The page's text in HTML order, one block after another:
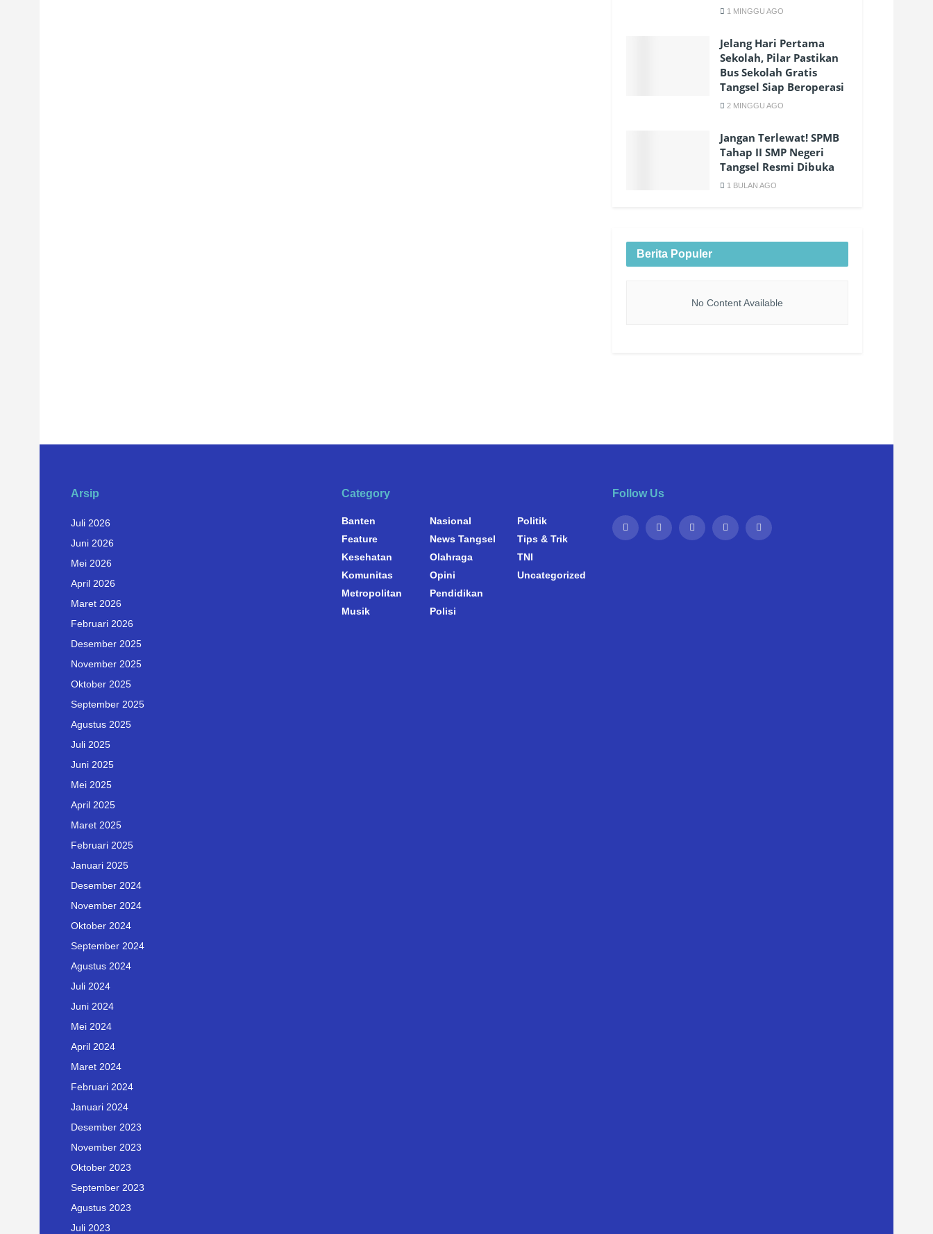
1 MINGGU AGO
Jelang Hari Pertama
Sekolah, Pilar Pastikan
Bus Sekolah Gratis
Tangsel Siap Beroperasi
2 MINGGU AGO
Jangan Terlewat! SPMB
Tahap II SMP Negeri
Tangsel Resmi Dibuka
1 BULAN AGO
Berita Populer
No Content Available
Arsip
Juli 2026
Juni 2026
Mei 2026
April 2026
Maret 2026
Februari 2026
Desember 2025
November 2025
Oktober 2025
September 2025
Agustus 2025
Juli 2025
Juni 2025
Mei 2025
April 2025
Maret 2025
Februari 2025
Januari 2025
Desember 2024
November 2024
Oktober 2024
September 2024
Agustus 2024
Juli 2024
Juni 2024
Mei 2024
April 2024
Maret 2024
Februari 2024
Januari 2024
Desember 2023
November 2023
Oktober 2023
September 2023
Agustus 2023
Juli 2023
Category
Banten
Feature
Kesehatan
Komunitas
Metropolitan
Musik
Nasional
News Tangsel
Olahraga
Opini
Pendidikan
Polisi
Politik
Tips & Trik
TNI
Uncategorized
Follow Us